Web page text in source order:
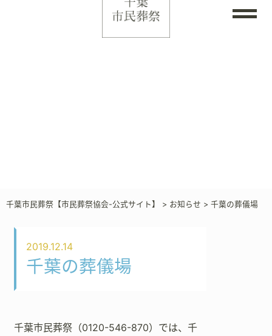
千葉市民葬祭【市民葬祭協会-公式サイト】 > お知らせ > 千葉の葬儀場
2019.12.14
千葉の葬儀場
千葉市民葬祭（0120-546-870）では、千